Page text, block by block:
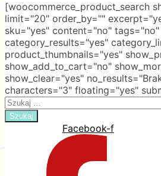
[woocommerce_product_search
limit="20" order_by=""
sku="yes" content="no" tags="no"
category_results="yes"
product_thumbnails="yes"
show_add_to_cart="no"
show_clear="yes"
characters="3" floating="yes"
Search
for:
Facebook-f